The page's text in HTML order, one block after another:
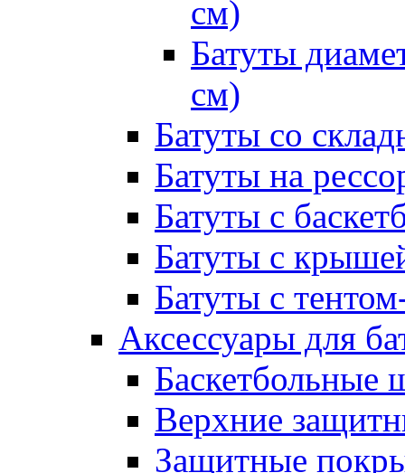
см)
Батуты
см)
Батуты со
Батуты на
Батуты с
Батуты с
Батуты с
Аксессуары для
Баскетбольные
Верхние
Защитные